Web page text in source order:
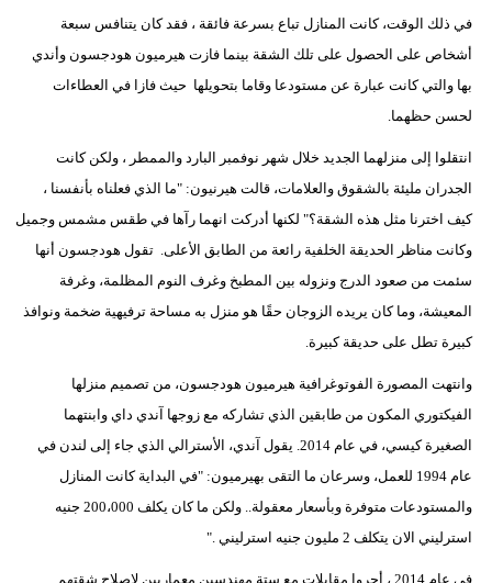
في ذلك الوقت، كانت المنازل تباع بسرعة فائقة ، فقد كان يتنافس سبعة
أشخاص على الحصول على تلك الشقة بينما فازت هيرميون هودجسون وأندي
بها والتي كانت عبارة عن مستودعا وقاما بتحويلها حيث فازا في العطاءات
لحسن حظهما.
انتقلوا إلى منزلهما الجديد خلال شهر نوفمبر البارد والممطر ، ولكن كانت
الجدران مليئة بالشقوق والعلامات، قالت هيرنيون: "ما الذي فعلناه بأنفسنا ،
كيف اخترنا مثل هذه الشقة؟" لكنها أدركت انهما رآها في طقس مشمس وجميل
وكانت مناظر الحديقة الخلفية رائعة من الطابق الأعلى. تقول هودجسون أنها
سئمت من صعود الدرج ونزوله بين المطبخ وغرف النوم المظلمة، وغرفة
المعيشة، وما كان يريده الزوجان حقًا هو منزل به مساحة ترفيهية ضخمة ونوافذ
كبيرة تطل على حديقة كبيرة.
وانتهت المصورة الفوتوغرافية هيرميون هودجسون، من تصميم منزلها
الفيكتوري المكون من طابقين الذي تشاركه مع زوجها آندي داي وابنتهما
الصغيرة كيسي، في عام 2014. يقول آندي، الأسترالي الذي جاء إلى لندن في
عام 1994 للعمل، وسرعان ما التقى بهيرميون: "في البداية كانت المنازل
والمستودعات متوفرة وبأسعار معقولة.. ولكن ما كان يكلف 200،000 جنيه
استرليني الان يتكلف 2 مليون جنيه استرليني ."
في عام 2014 ، أجروا مقابلات مع ستة مهندسين معماريين لإصلاح شقتهم